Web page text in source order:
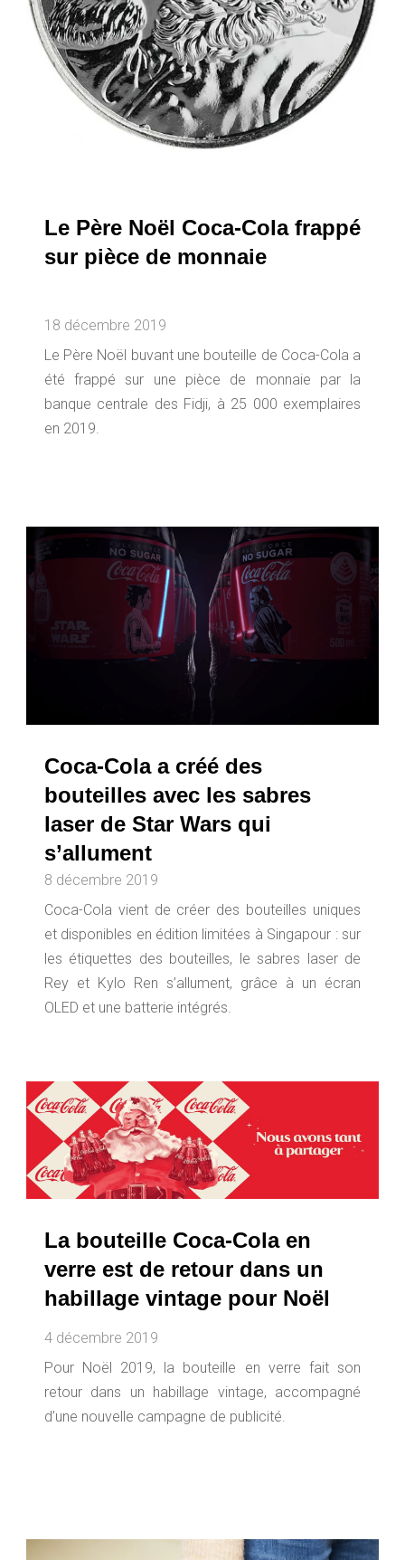
Le Père Noël Coca-Cola frappé
sur pièce de monnaie
18 décembre 2019
Le Père Noël buvant une bouteille de Coca-Cola a
été frappé sur une pièce de monnaie par la
banque centrale des Fidji, à 25 000 exemplaires
en 2019.
Coca-Cola a créé des
bouteilles avec les sabres
laser de Star Wars qui
s’allument
8 décembre 2019
Coca-Cola vient de créer des bouteilles uniques
et disponibles en édition limitées à Singapour : sur
les étiquettes des bouteilles, le sabres laser de
Rey et Kylo Ren s’allument, grâce à un écran
OLED et une batterie intégrés.
La bouteille Coca-Cola en
verre est de retour dans un
habillage vintage pour Noël
4 décembre 2019
Pour Noël 2019, la bouteille en verre fait son
retour dans un habillage vintage, accompagné
d’une nouvelle campagne de publicité.